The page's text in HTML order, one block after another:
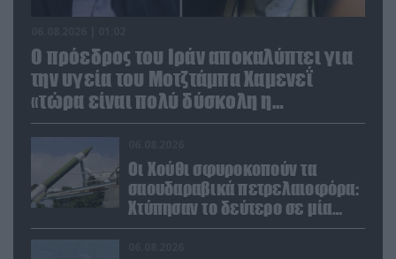
Ο πρόεδρος του Ιράν αποκαλύπτει για
την υγεία του Μοτζτάμπα Χαμενεΐ
«τώρα είναι πολύ δύσκολη η
επικοινωνία»
Οι Χούθι σφυροκοπούν τα
σαουδαραβικά πετρελαιοφόρα:
Χτύπησαν το δεύτερο σε μία
ημέρα στην Ερυθρά Θάλασσα